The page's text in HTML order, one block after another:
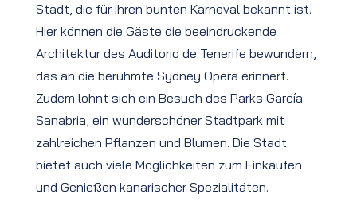
Stadt, die für ihren bunten Karneval bekannt ist.
Hier können die Gäste die beeindruckende
Architektur des Auditorio de Tenerife bewundern,
das an die berühmte Sydney Opera erinnert.
Zudem lohnt sich ein Besuch des Parks García
Sanabria, ein wunderschöner Stadtpark mit
zahlreichen Pflanzen und Blumen. Die Stadt
bietet auch viele Möglichkeiten zum Einkaufen
und Genießen kanarischer Spezialitäten.